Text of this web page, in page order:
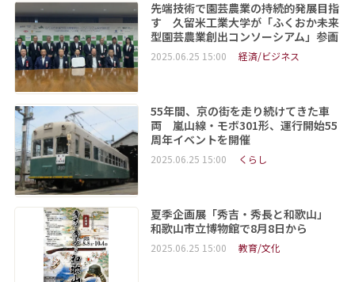
先端技術で園芸農業の持続的発展目指
す 久留米工業大学が「ふくおか未来
型園芸農業創出コンソーシアム」参画
2025.06.25 15:00 経済/ビジネス
55年間、京の街を走り続けてきた車
両 嵐山線・モボ301形、運行開始55
周年イベントを開催
2025.06.25 15:00 くらし
夏季企画展「秀吉・秀長と和歌山」
和歌山市立博物館で8月8日から
2025.06.25 15:00 教育/文化